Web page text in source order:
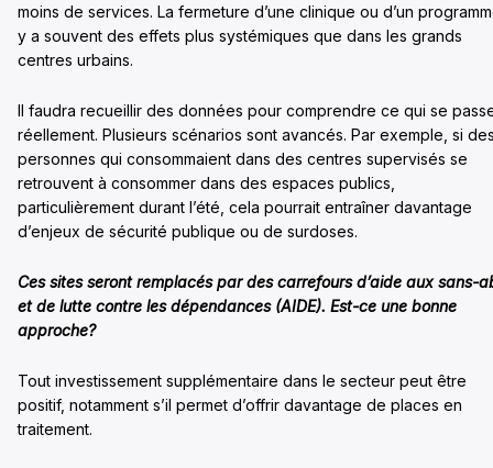
moins de services. La fermeture d’une clinique ou d’un
y a souvent des effets plus systémiques que dans les grands
centres urbains.
Il faudra recueillir des données pour comprendre ce qui se
réellement. Plusieurs scénarios sont avancés. Par exemple, si
personnes qui consommaient dans des centres supervisés se
retrouvent à consommer dans des espaces publics,
particulièrement durant l’été, cela pourrait entraîner davantage
d’enjeux de sécurité publique ou de surdoses.
Ces sites seront remplacés par des carrefours d’aide aux sans-
et de lutte contre les dépendances (AIDE). Est-ce une bonne
approche?
Tout investissement supplémentaire dans le secteur peut être
positif, notamment s’il permet d’offrir davantage de places en
traitement.